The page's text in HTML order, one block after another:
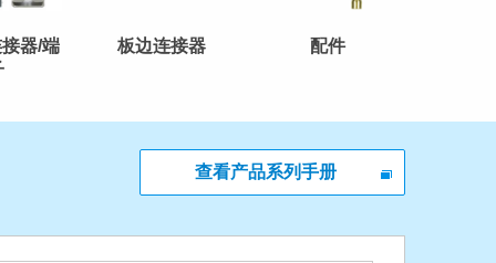
器/端
板边连接器 配件
查看产品系列手册